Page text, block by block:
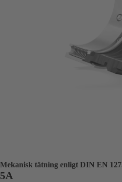
Mekanisk tätning enligt DIN EN
5A